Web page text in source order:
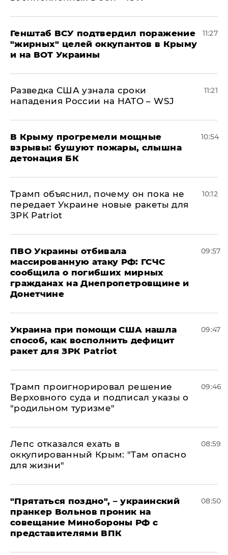
Генштаб ВСУ подтвердил поражение
"жирных" целей оккупантов в Крыму
и на ВОТ Украины
11:27
Разведка США узнала сроки
нападения России на НАТО – WSJ
11:21
В Крыму прогремели мощные
взрывы: бушуют пожары, слышна
детонация БК
10:54
Трамп объяснил, почему он пока не
передает Украине новые ракеты для
ЗРК Patriot
10:12
ПВО Украины отбивала
массированную атаку РФ: ГСЧС
сообщила о погибших мирных
гражданах на Днепропетровщине и
Донетчине
09:57
Украина при помощи США нашла
способ, как восполнить дефицит
ракет для ЗРК Patriot
09:47
Трамп проигнорировал решение
Верховного суда и подписал указы о
"родильном туризме"
09:46
Лепс отказался ехать в
оккупированный Крым: "Там опасно
для жизни"
08:59
"Прятаться поздно", – украинский
пранкер Вольнов проник на
совещание Минобороны РФ с
представителями ВПК
08:50